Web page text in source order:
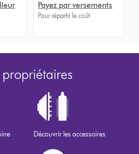
Payez par versements
Pour répartir le coût
propriétaires
Découvrir les accessoires